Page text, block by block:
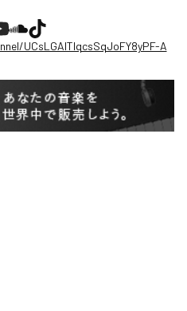
UCsLGAITIqcsSqJoFY8yPF-A